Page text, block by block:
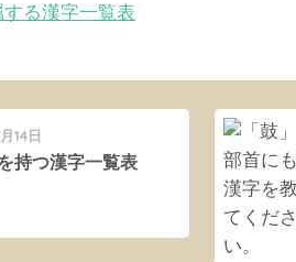
る漢字一覧表
14日
持つ漢字一覧表